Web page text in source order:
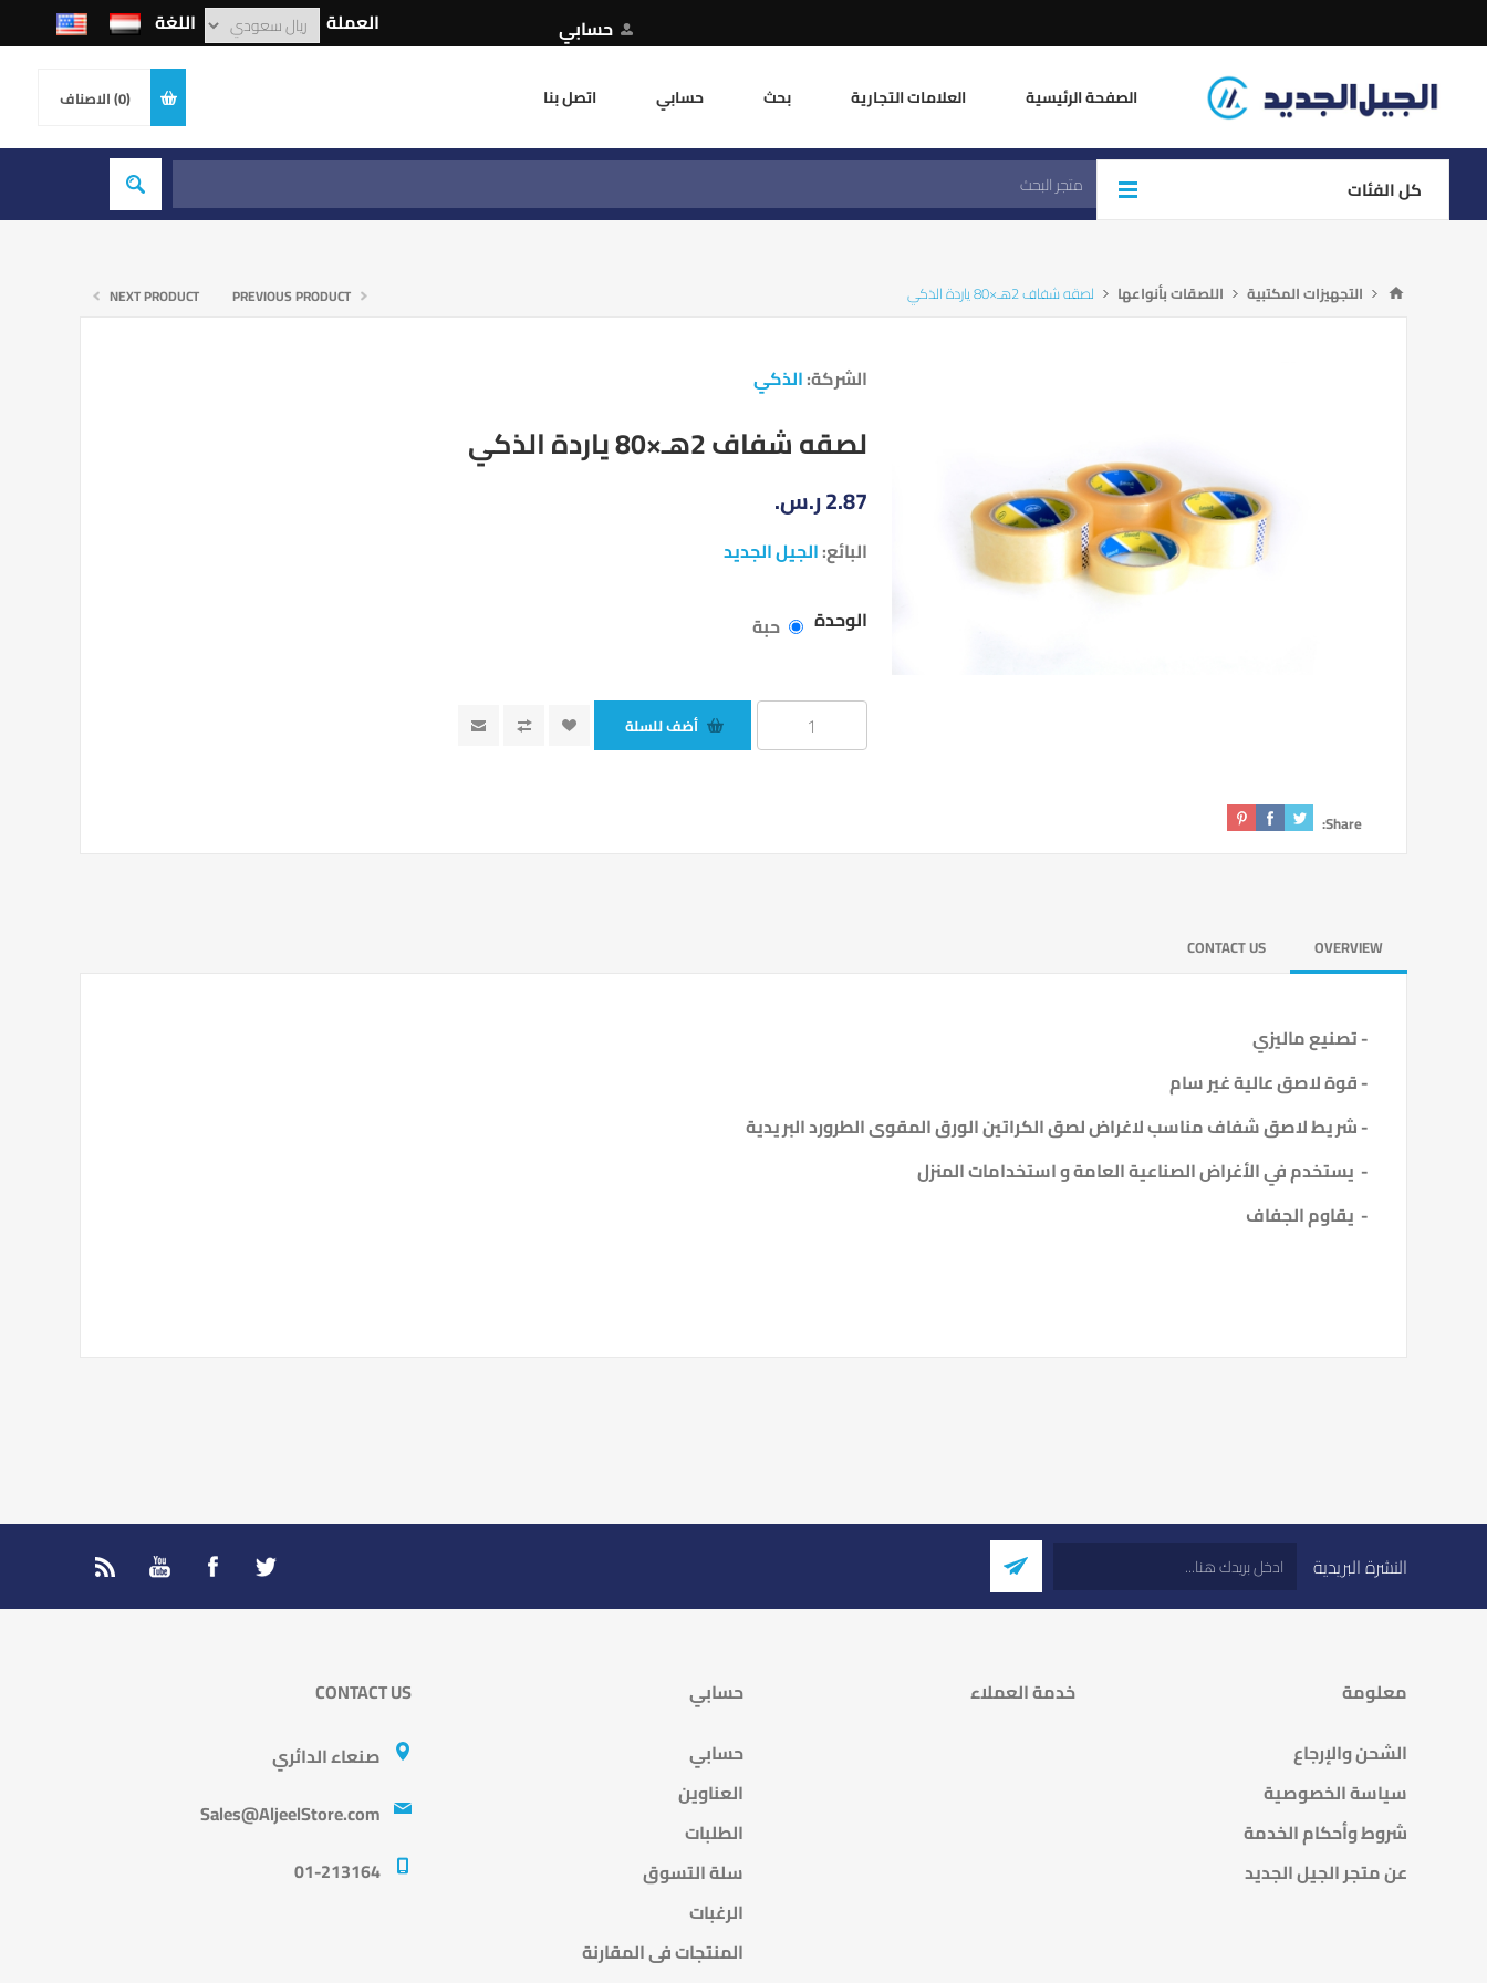
العملة اللغة حسابي
الصفحة الرئيسية العلامات التجارية بحث حسابي اتصل بنا (0) الاصناف
كل الفئات
التجهيزات المكتبية اللصقات بأنواعها لصقه شفاف 2هـ×80 ياردة الذكي PREVIOUS PRODUCT
NEXT PRODUCT
الشركة:الذكي
لصقه شفاف 2هـ×80 ياردة الذكي
2.87 ر.س.‏
البائع:الجيل الجديد
الوحدة حبة
أضف للسلة
Share:
OVERVIEW
CONTACT US
- تصنيع ماليزي
- قوة لاصق عالية غير سام
- شريط لاصق شفاف مناسب لاغراض لصق الكراتين الورق المقوى الطرورد البريدية
- يستخدم في الأغراض الصناعية العامة و استخدامات المنزل
- يقاوم الجفاف
النشرة البريدية
معلومة
الشحن والإرجاع
سياسة الخصوصية
شروط وأحكام الخدمة
عن متجر الجيل الجديد
خدمة العملاء
حسابي
حسابي
العناوين
الطلبات
سلة التسوق
الرغبات
المنتجات فى المقارنة
CONTACT US
صنعاء الدائري
Sales@AljeelStore.com
01-213164